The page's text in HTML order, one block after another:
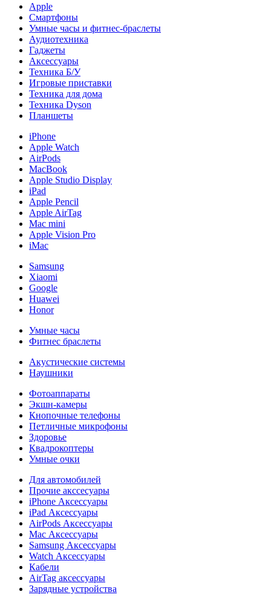
Apple
Смартфоны
Умные часы и фитнес-браслеты
Аудиотехника
Гаджеты
Аксессуары
Техника Б/У
Игровые приставки
Техника для дома
Техника Dyson
Планшеты
iPhone
Apple Watch
AirPods
MacBook
Apple Studio Display
iPad
Apple Pencil
Apple AirTag
Mac mini
Apple Vision Pro
iMac
Samsung
Xiaomi
Google
Huawei
Honor
Умные часы
Фитнес браслеты
Акустические системы
Наушники
Фотоаппараты
Экшн-камеры
Кнопочные телефоны
Петличные микрофоны
Здоровье
Квадрокоптеры
Умные очки
Для автомобилей
Прочие акссесуары
iPhone Аксессуары
iPad Аксессуары
AirPods Аксессуары
Mac Аксессуары
Samsung Аксессуары
Watch Аксессуары
Кабели
AirTag аксессуары
Зарядные устройства